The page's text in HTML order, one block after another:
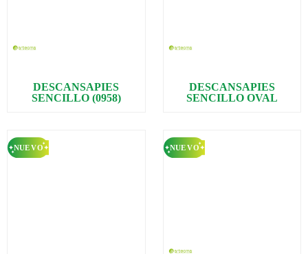
DESCANSAPIES
SENCILLO (0958)
DESCANSAPIES
SENCILLO OVAL